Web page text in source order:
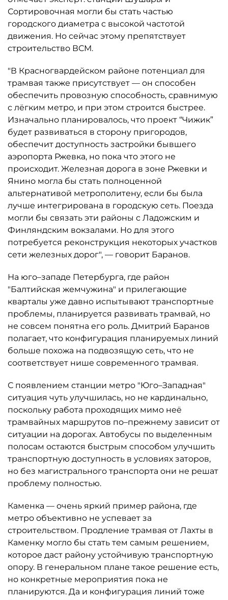
Сортировочная могли бы стать частью
городского диаметра с высокой частотой
движения. Но сейчас этому препятствует
строительство ВСМ.
"В Красногвардейском районе потенциал для
трамвая также присутствует — он способен
обеспечить провозную способность, сравнимую
с лёгким метро, и при этом строится быстрее.
Изначально планировалось, что проект “Чижик”
будет развиваться в сторону пригородов,
обеспечит доступность застройки бывшего
аэропорта Ржевка, но пока что этого не
происходит. Железная дорога в зоне Ржевки и
Янино могла бы стать полноценной
альтернативой метрополитену, если бы была
лучше интегрирована в городскую сеть. Поезда
могли бы связать эти районы с Ладожским и
Финляндским вокзалами. Но для этого
потребуется реконструкция некоторых участков
сети железных дорог", — говорит Баранов.
На юго–западе Петербурга, где район
"Балтийская жемчужина" и прилегающие
кварталы уже давно испытывают транспортные
проблемы, планируется развивать трамвай, но
не совсем понятна его роль. Дмитрий Баранов
полагает, что конфигурация планируемых линий
больше похожа на подвозящую сеть, что не
соответствует нише современного трамвая.
С появлением станции метро "Юго–Западная"
ситуация чуть улучшилась, но не кардинально,
поскольку работа проходящих мимо неё
трамвайных маршрутов по–прежнему зависит от
ситуации на дорогах. Автобусы по выделенным
полосам остаются быстрым способом улучшить
транспортную доступность в условиях заторов,
но без магистрального транспорта они не решат
проблему полностью.
Каменка — очень яркий пример района, где
метро объективно не успевает за
строительством. Продление трамвая от Лахты в
Каменку могло бы стать тем самым решением,
которое даст району устойчивую транспортную
опору. В генеральном плане такое решение есть,
но конкретные мероприятия пока не
планируются. Да и конфигурация линий тоже